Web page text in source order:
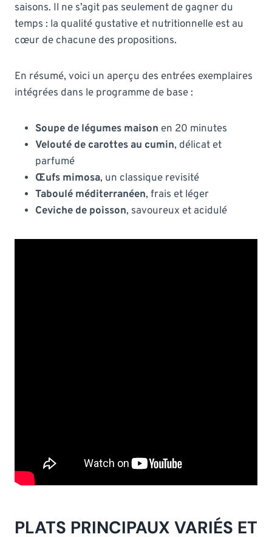
saisons. Il ne s’agit pas seulement de gagner du
temps : la qualité gustative et nutritionnelle est au
cœur de chacune des propositions.
En résumé, voici un aperçu des entrées exemplaires
intégrées dans le programme de base :
Soupe de légumes maison en 20 minutes
Velouté de carottes au cumin, délicat et
parfumé
Œufs mimosa, un classique revisité
Taboulé méditerranéen, frais et léger
Ceviche de poisson, savoureux et acidulé
PLATS PRINCIPAUX VARIÉS ET